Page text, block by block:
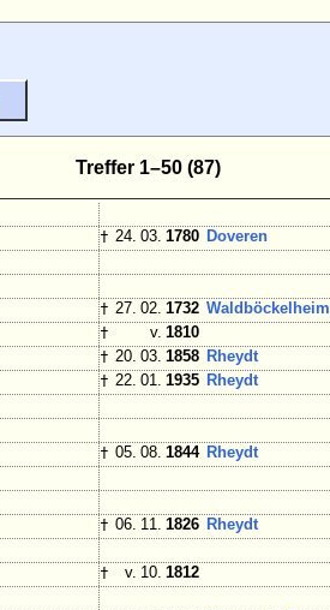
Treffer 1–50 (87)
† 24. 03. 1780 Doveren
† 27. 02. 1732 Waldböckelheim
† v. 1810
† 20. 03. 1858 Rheydt
† 22. 01. 1935 Rheydt
† 05. 08. 1844 Rheydt
† 06. 11. 1826 Rheydt
† v. 10. 1812